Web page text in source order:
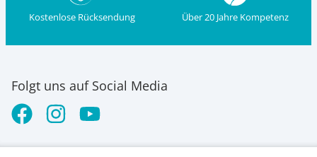
Kostenlose Rücksendung Über 20 Jahre Kompetenz
Folgt uns auf Social Media